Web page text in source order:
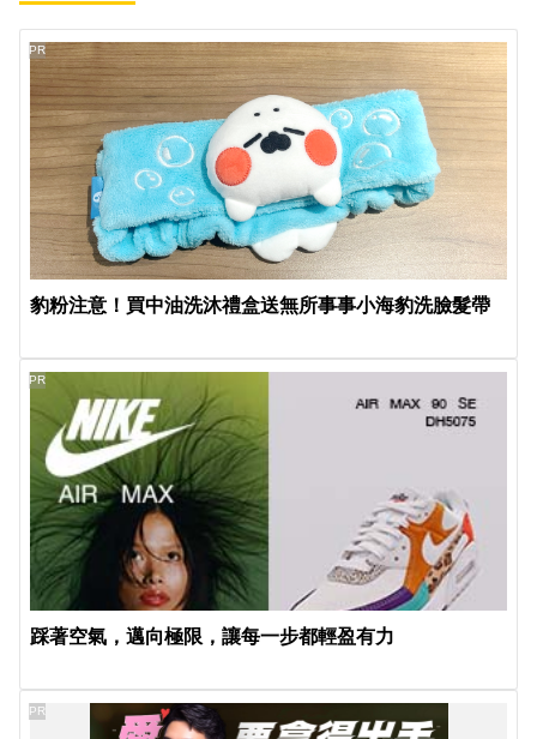
豹粉注意！買中油洗沐禮盒送無所事事小海豹洗臉髮帶
PR
踩著空氣，邁向極限，讓每一步都輕盈有力
PR
PR